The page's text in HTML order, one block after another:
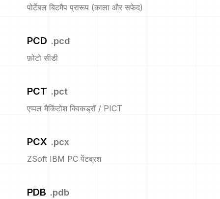
पोर्टेबल बिटमैप प्रारूप (काला और सफेद)
PCD .pcd
फ़ोटो सीडी
PCT .pct
एप्पल मैकिंटोश क्विकड्रॉ / PICT
PCX .pcx
ZSoft IBM PC पेंटब्रश
PDB .pdb